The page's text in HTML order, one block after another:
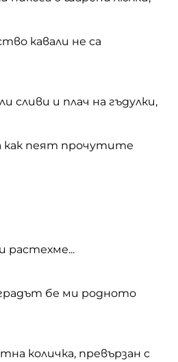
кавали не са
сливи и плач на гъдулки,
как пеят прочутите
растехме...
бе ми родното
количка, превързан с